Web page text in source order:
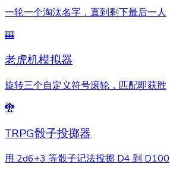
一轮一个淘汰名字，直到剩下最后一人
🎰
老虎机模拟器
旋转三个自定义符号滚轮，匹配即获胜
🐉
TRPG骰子投掷器
用 2d6+3 等骰子记法投掷 D4 到 D100